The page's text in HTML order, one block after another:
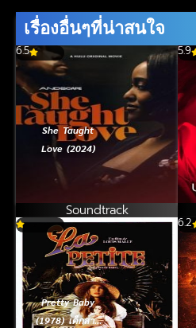
เรื่องอื่นๆที่น่าสนใจ
6.5
She Taught
Love (2024)
Soundtrack
5.9
Pretty Baby
(1978) เด็กสาว
6.2